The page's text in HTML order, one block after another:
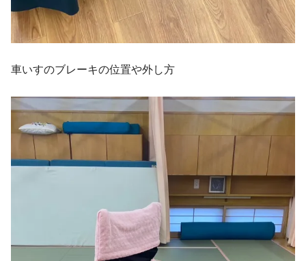
車いすのブレーキの位置や外し方